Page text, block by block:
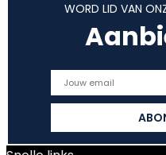
WORD LID VAN